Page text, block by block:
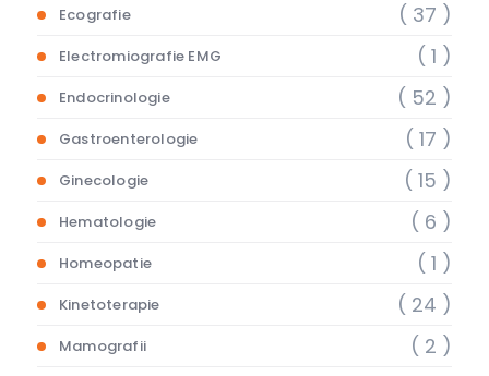
Ecografie ( 37 )
Electromiografie EMG ( 1 )
Endocrinologie ( 52 )
Gastroenterologie ( 17 )
Ginecologie ( 15 )
Hematologie ( 6 )
Homeopatie ( 1 )
Kinetoterapie ( 24 )
Mamografii ( 2 )